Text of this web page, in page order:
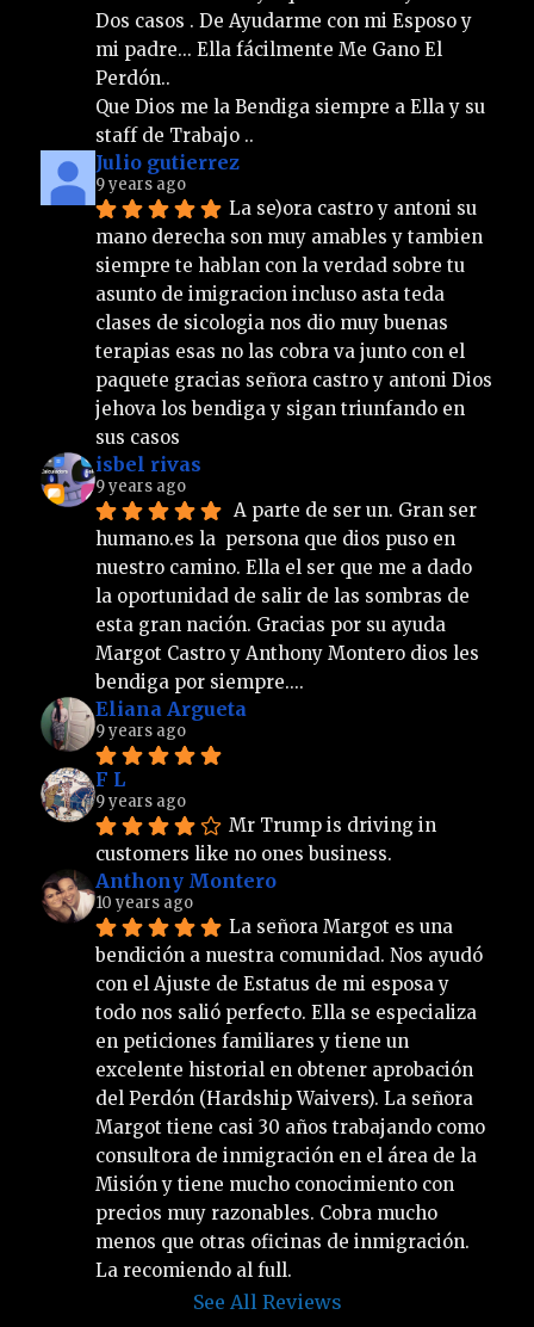
Dos casos . De Ayudarme con mi Esposo y
mi padre... Ella fácilmente Me Gano El
Perdón..
Que Dios me la Bendiga siempre a Ella y su
staff de Trabajo ..
Julio gutierrez
9 years ago
La se)ora castro y antoni su
mano derecha son muy amables y tambien
siempre te hablan con la verdad sobre tu
asunto de imigracion incluso asta teda
clases de sicologia nos dio muy buenas
terapias esas no las cobra va junto con el
paquete gracias señora castro y antoni Dios
jehova los bendiga y sigan triunfando en
sus casos
isbel rivas
9 years ago
A parte de ser un. Gran ser
humano.es la  persona que dios puso en
nuestro camino. Ella el ser que me a dado
la oportunidad de salir de las sombras de
esta gran nación. Gracias por su ayuda
Margot Castro y Anthony Montero dios les
bendiga por siempre....
Eliana Argueta
9 years ago
F L
9 years ago
Mr Trump is driving in
customers like no ones business.
Anthony Montero
10 years ago
La señora Margot es una
bendición a nuestra comunidad. Nos ayudó
con el Ajuste de Estatus de mi esposa y
todo nos salió perfecto. Ella se especializa
en peticiones familiares y tiene un
excelente historial en obtener aprobación
del Perdón (Hardship Waivers). La señora
Margot tiene casi 30 años trabajando como
consultora de inmigración en el área de la
Misión y tiene mucho conocimiento con
precios muy razonables. Cobra mucho
menos que otras oficinas de inmigración.
La recomiendo al full.
See All Reviews